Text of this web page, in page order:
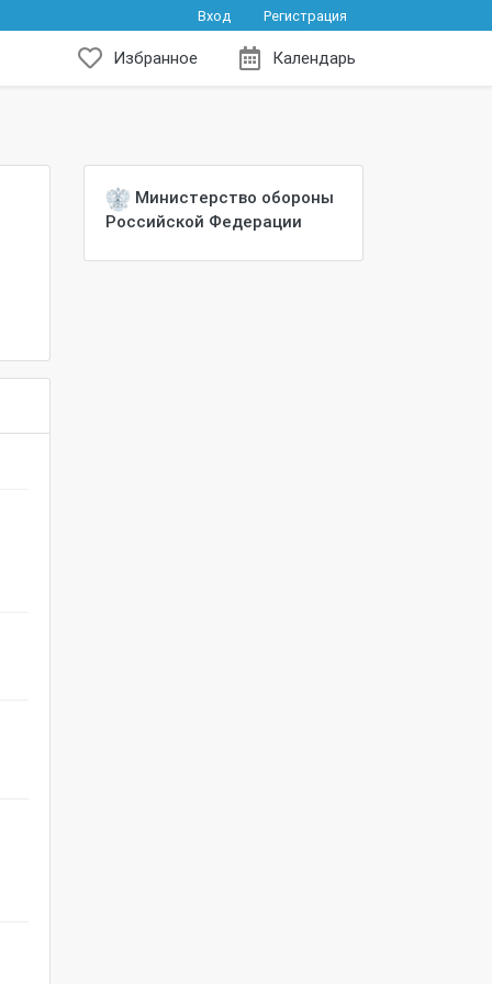
Вход Регистрация
Избранное Календарь
Министерство обороны
Российской Федерации